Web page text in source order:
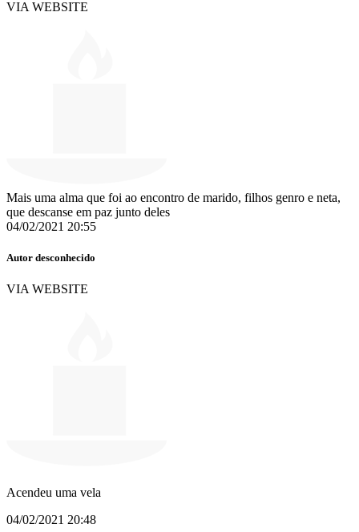
VIA WEBSITE
Mais uma alma que foi ao encontro de marido, filhos genro e neta,
que descanse em paz junto deles
04/02/2021 20:55
Autor desconhecido
VIA WEBSITE
Acendeu uma vela
04/02/2021 20:48